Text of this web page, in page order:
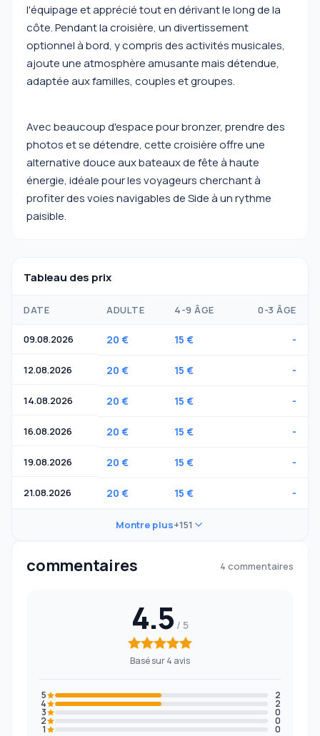
l'équipage et apprécié tout en dérivant le long de la
côte. Pendant la croisière, un divertissement
optionnel à bord, y compris des activités musicales,
ajoute une atmosphère amusante mais détendue,
adaptée aux familles, couples et groupes.
Avec beaucoup d'espace pour bronzer, prendre des
photos et se détendre, cette croisière offre une
alternative douce aux bateaux de fête à haute
énergie, idéale pour les voyageurs cherchant à
profiter des voies navigables de Side à un rythme
paisible.
Tableau des prix
DATE ADULTE 4-9 ÂGE 0-3 ÂGE
09.08.2026 20 € 15 € -
12.08.2026 20 € 15 € -
14.08.2026 20 € 15 € -
16.08.2026 20 € 15 € -
19.08.2026 20 € 15 € -
21.08.2026 20 € 15 € -
Montre plus+151
commentaires 4 commentaires
4.5
Basé sur 4 avis
5 2
4 2
3 0
2 0
1 0